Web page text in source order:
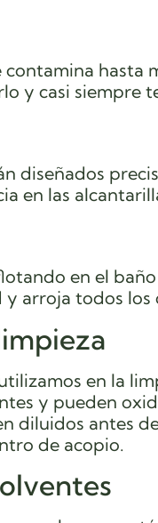
hasta
y casi siempre
diseñados
en las
en el
arroja todos los
en la
y pueden
diluidos antes
de acopio.